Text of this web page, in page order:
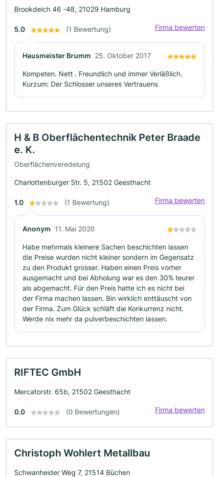
Brookdeich 46 -48, 21029 Hamburg
5.0 (1 Bewertung) Firma bewerten
Hausmeister Brumm 25. Oktober 2017
Kompeten. Nett . Freundlich und immer Verläßlich.
Kurzum: Der Schlosser unseres Vertrauens
H & B Oberflächentechnik Peter Braade
e. K.
Oberflächenveredelung
Charlottenburger Str. 5, 21502 Geesthacht
1.0 (1 Bewertung) Firma bewerten
Anonym 11. Mai 2020
Habe mehrmals kleinere Sachen beschichten lassen
die Preise wurden nicht kleiner sondern im Gegensatz
zu den Produkt grosser. Haben einen Preis vorher
ausgemacht und bei Abholung war es den 30% teurer
als abgemacht. Für den Preis hatte ich es nicht bei
der Firma machen lassen. Bin wirklich enttäuscht von
der Firma. Zum Glück schläft die Konkurrenz nicht.
Werde nix mehr da pulverbeschichten lassen.
RIFTEC GmbH
Mercatorstr. 65b, 21502 Geesthacht
0.0 (0 Bewertungen) Firma bewerten
Christoph Wohlert Metallbau
Schwanheider Weg 7, 21514 Büchen